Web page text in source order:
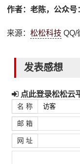
作者：老陈，公众号
来源：松松科技 QQ/
发表感想
点此登录松松云
名 称
邮 箱
网 址